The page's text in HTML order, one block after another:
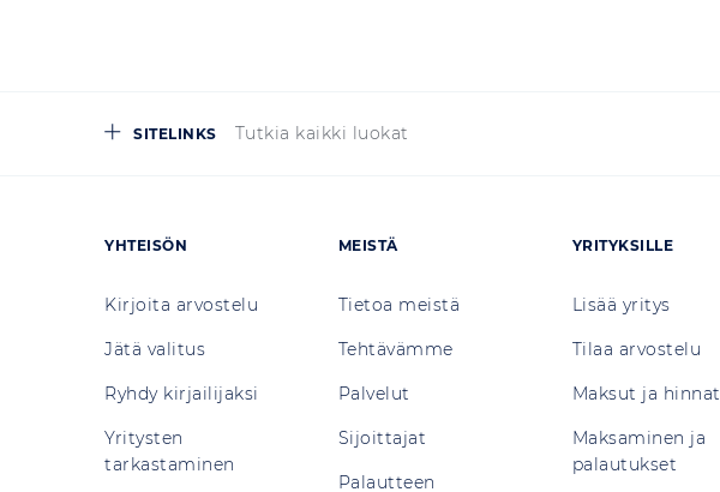
SITELINKS Tutkia kaikki luokat
YHTEISÖN
Kirjoita arvostelu
Jätä valitus
Ryhdy kirjailijaksi
Yritysten
tarkastaminen
MEISTÄ
Tietoa meistä
Tehtävämme
Palvelut
Sijoittajat
Palautteen
YRITYKSILLE
Lisää yritys
Tilaa arvostelu
Maksut ja hinnat
Maksaminen ja
palautukset